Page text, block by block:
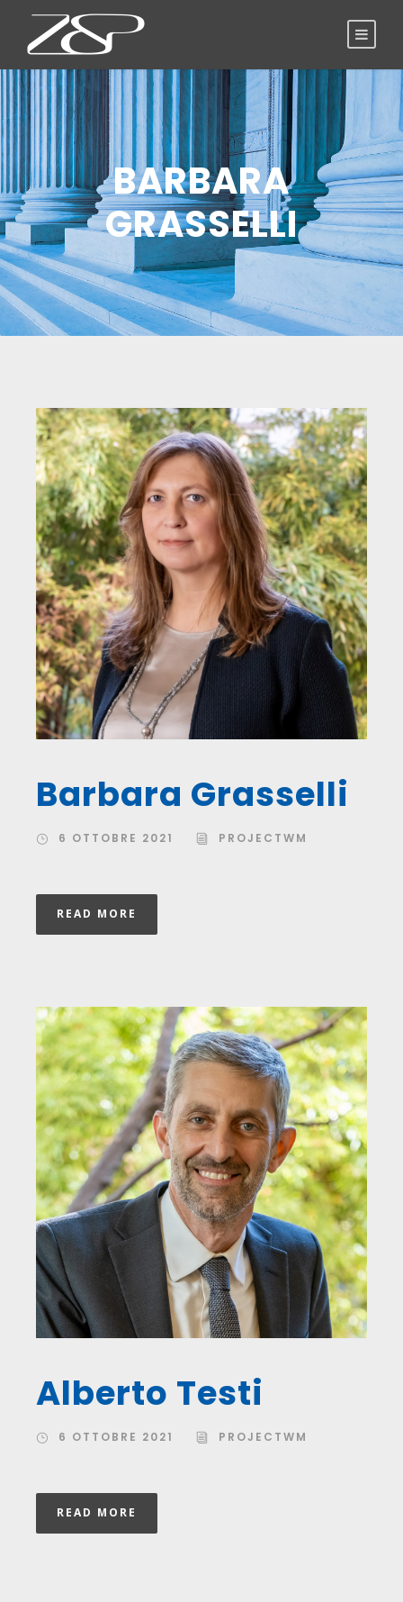
BARBARA
GRASSELLI
Barbara Grasselli
6 OTTOBRE 2021 PROJECTWM
READ MORE
Alberto Testi
6 OTTOBRE 2021 PROJECTWM
READ MORE